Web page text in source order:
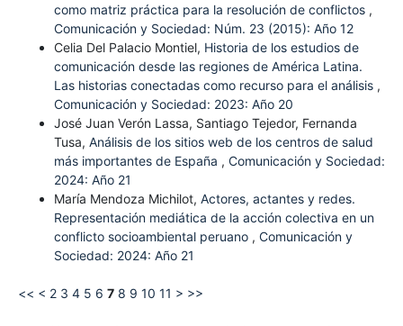
como matriz práctica para la resolución de conflictos ,
Comunicación y Sociedad: Núm. 23 (2015): Año 12
Celia Del Palacio Montiel, Historia de los estudios de
comunicación desde las regiones de América Latina.
Las historias conectadas como recurso para el análisis ,
Comunicación y Sociedad: 2023: Año 20
José Juan Verón Lassa, Santiago Tejedor, Fernanda
Tusa, Análisis de los sitios web de los centros de salud
más importantes de España , Comunicación y Sociedad:
2024: Año 21
María Mendoza Michilot, Actores, actantes y redes.
Representación mediática de la acción colectiva en un
conflicto socioambiental peruano , Comunicación y
Sociedad: 2024: Año 21
<< < 2 3 4 5 6 7 8 9 10 11 > >>